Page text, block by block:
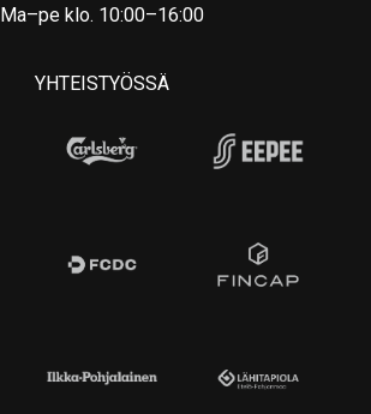
Ma–pe klo. 10:00–16:00
YHTEISTYÖSSÄ